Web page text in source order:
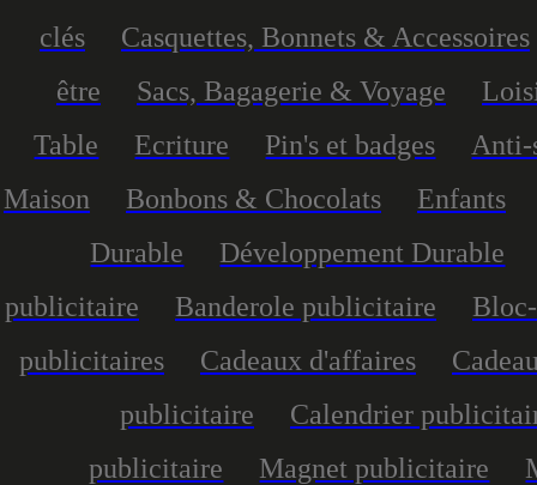
clés
Casquettes, Bonnets & Accessoires
être
Sacs, Bagagerie & Voyage
Table
Ecriture Pin's et badges
Anti-
Maison
Bonbons & Chocolats
Enfants
Durable
Développement Durable
publicitaire
Banderole publicitaire
publicitaires
Cadeaux d'affaires
publicitaire
Calendrier
publicitaire
Magnet publicitaire